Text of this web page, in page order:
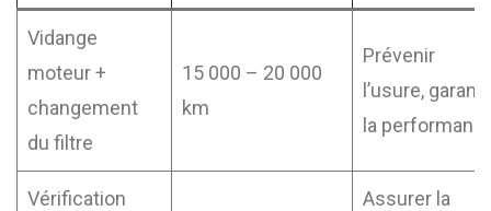
Vidange
moteur +
changement
du filtre
15 000 – 20 000
km
Prévenir
l’usure,
la
Vérification
Assurer la